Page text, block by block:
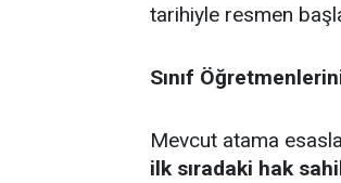
tarihiyle resmen
Sınıf
Mevcut atama
ilk sıradaki hak